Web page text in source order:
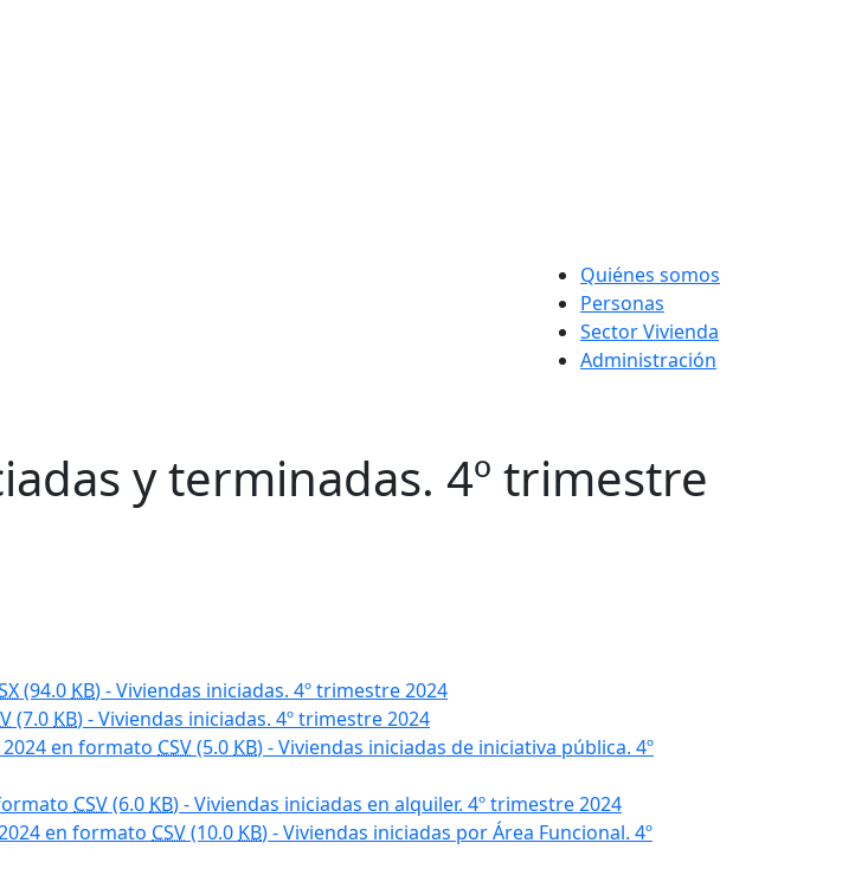
Quiénes somos
Personas
Sector Vivienda
Administración
y terminadas. 4º trimestre
(94.0 KB) - Viviendas iniciadas. 4º trimestre 2024
(7.0 KB) - Viviendas iniciadas. 4º trimestre 2024
en formato CSV(5.0 KB) - Viviendas iniciadas de iniciativa pública. 4º
CSV(6.0 KB) - Viviendas iniciadas en alquiler. 4º trimestre 2024
en formato CSV(10.0 KB) - Viviendas iniciadas por Área Funcional. 4º